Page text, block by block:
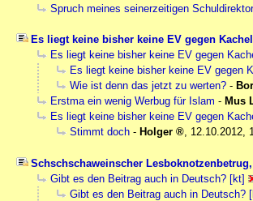
Spruch meines seinerzeitigen
Es liegt keine bisher keine EV gegen
Es liegt keine bisher keine EV gegen
Es liegt keine bisher keine EV gegen
Wie ist denn das jetzt zu werten? -
Erstma ein wenig Werbug für Islam - Mus
Es liegt keine bisher keine EV gegen
Stimmt doch - Holger , 12.10.2012,
Schschschaweinscher
Gibt es den Beitrag auch in Deutsch? [kt]
Gibt es den Beitrag auch in Deutsch?